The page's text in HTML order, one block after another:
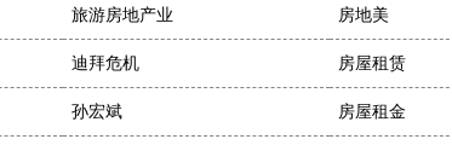
旅游房地产业 房地美
迪拜危机 房屋租赁
孙宏斌 房屋租金